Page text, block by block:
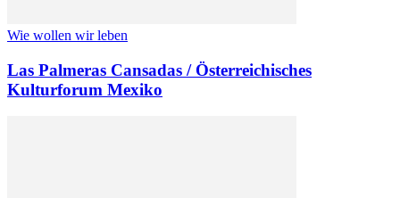
Wie wollen wir leben
Las Palmeras Cansadas / Österreichisches
Kulturforum Mexiko